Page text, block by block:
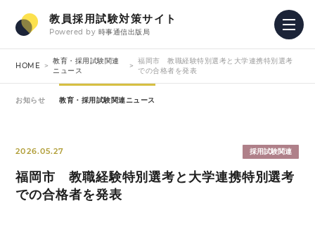
教員採用試験対策サイト
Powered by 時事通信出版局
HOME
教育・採用試験関連
ニュース
福岡市 教職経験特別選考と大学連携特別選考
での合格者を発表
お知らせ 教育・採用試験関連ニュース
2026.05.27 採用試験関連
福岡市 教職経験特別選考と大学連携特別選考
での合格者を発表